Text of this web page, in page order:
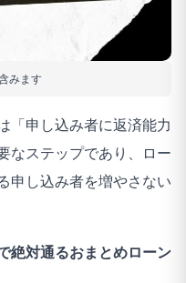
みます
「申し込み者に返済能力
なステップであり、ロー
申し込み者を増やさない
絶対通るおまとめローン